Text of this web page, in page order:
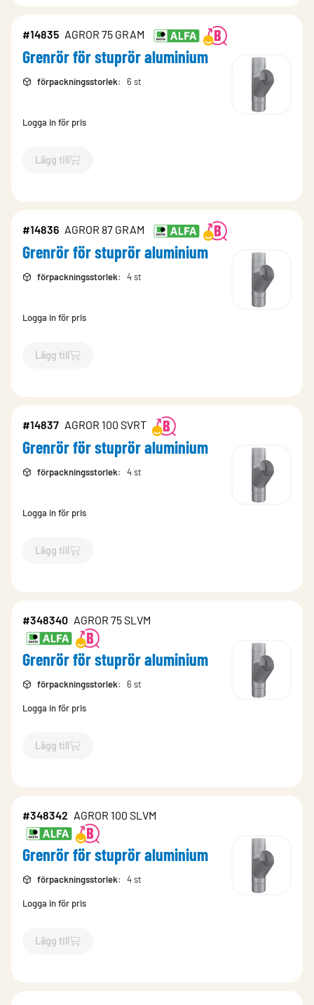
#14835 AGROR 75 GRAM
Grenrör för stuprör aluminium
förpackningsstorlek: 6 st
Logga in för pris
Lägg till
`$Lägg till
#14836 AGROR 87 GRAM
Grenrör för stuprör aluminium
förpackningsstorlek: 4 st
Logga in för pris
Lägg till
`$Lägg till
#14837 AGROR 100 SVRT
Grenrör för stuprör aluminium
förpackningsstorlek: 4 st
Logga in för pris
Lägg till
`$Lägg till
#348340 AGROR 75 SLVM
Grenrör för stuprör aluminium
förpackningsstorlek: 6 st
Logga in för pris
Lägg till
`$Lägg till
#348342 AGROR 100 SLVM
Grenrör för stuprör aluminium
förpackningsstorlek: 4 st
Logga in för pris
Lägg till
`$Lägg till